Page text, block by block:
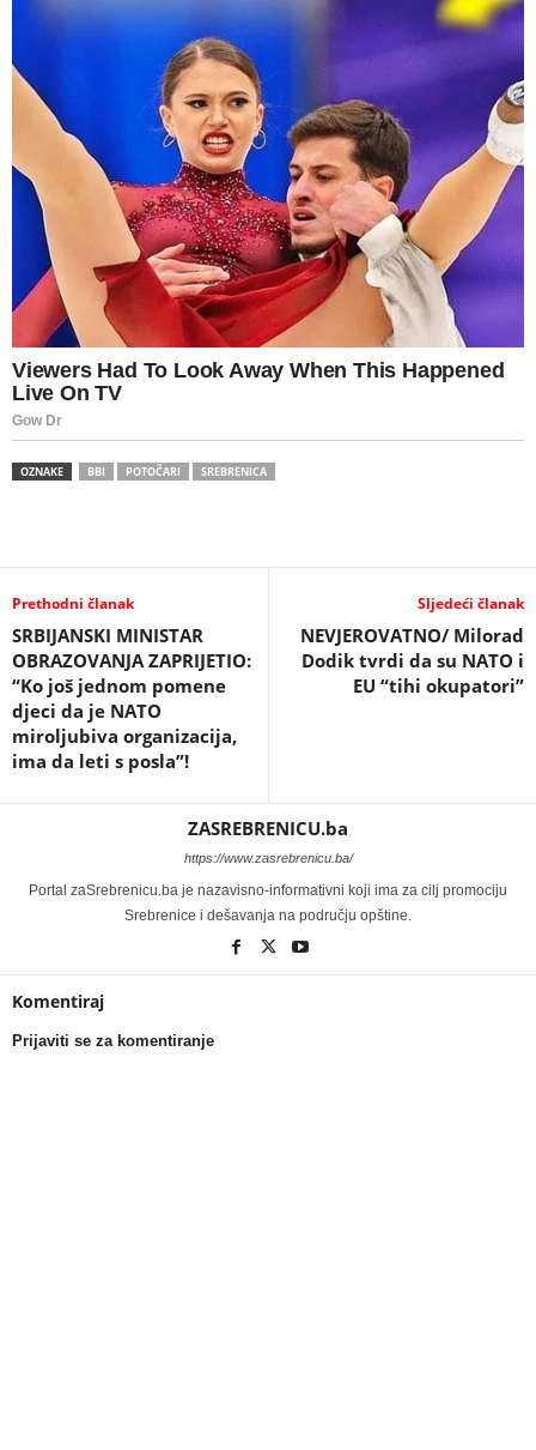
OZNAKE BBI POTOČARI SREBRENICA
Prethodni članak
SRBIJANSKI MINISTAR
OBRAZOVANJA ZAPRIJETIO:
“Ko još jednom pomene
djeci da je NATO
miroljubiva organizacija,
ima da leti s posla”!
Sljedeći članak
NEVJEROVATNO/ Milorad
Dodik tvrdi da su NATO i
EU “tihi okupatori”
ZASREBRENICU.ba
https://www.zasrebrenicu.ba/
Portal zaSrebrenicu.ba je nazavisno-informativni koji ima za cilj promociju
Srebrenice i dešavanja na području opštine.
Komentiraj
Prijaviti se za komentiranje